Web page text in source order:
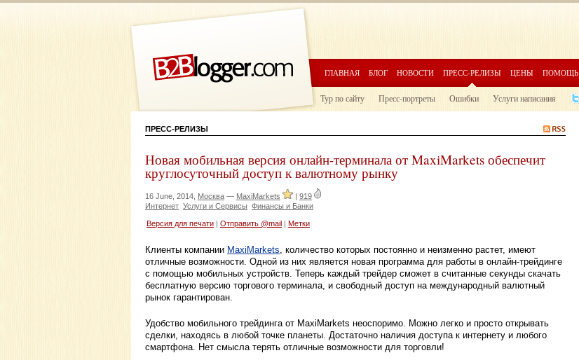
ГЛАВНАЯ БЛОГ НОВОСТИ ПРЕСС-РЕЛИЗЫ ЦЕНЫ ПОМОЩЬ
Тур по сайту Пресс-портреты Ошибки Услуги написания
ПРЕСС-РЕЛИЗЫ
Новая мобильная версия онлайн-терминала от MaxiMarkets обеспечит
круглосуточный доступ к валютному рынку
16 June, 2014, Москва — MaxiMarkets | 919
Интернет Услуги и Сервисы Финансы и Банки
Версия для печати Отправить @mail Метки
Клиенты компании MaxiMarkets, количество которых постоянно и неизменно растет, имеют
отличные возможности. Одной из них является новая программа для работы в онлайн-трейдинге
с помощью мобильных устройств. Теперь каждый трейдер сможет в считанные секунды скачать
бесплатную версию торгового терминала, и свободный доступ на международный валютный
рынок гарантирован.
Удобство мобильного трейдинга от MaxiMarkets неоспоримо. Можно легко и просто открывать
сделки, находясь в любой точке планеты. Достаточно наличия доступа к интернету и любого
смартфона. Нет смысла терять отличные возможности для торговли!